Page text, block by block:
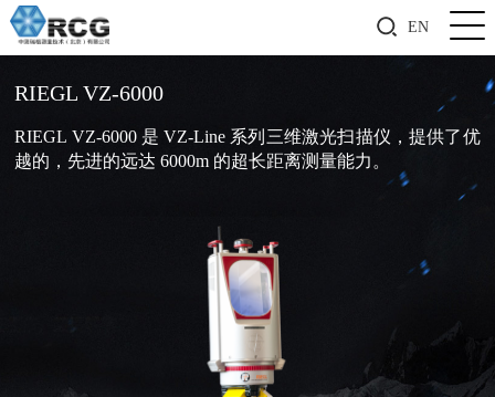
EN
RIEGL VZ-6000
RIEGL VZ-6000 是 VZ-Line 系列三维激光扫描仪，提供了优
越的，先进的远达 6000m 的超长距离测量能力。